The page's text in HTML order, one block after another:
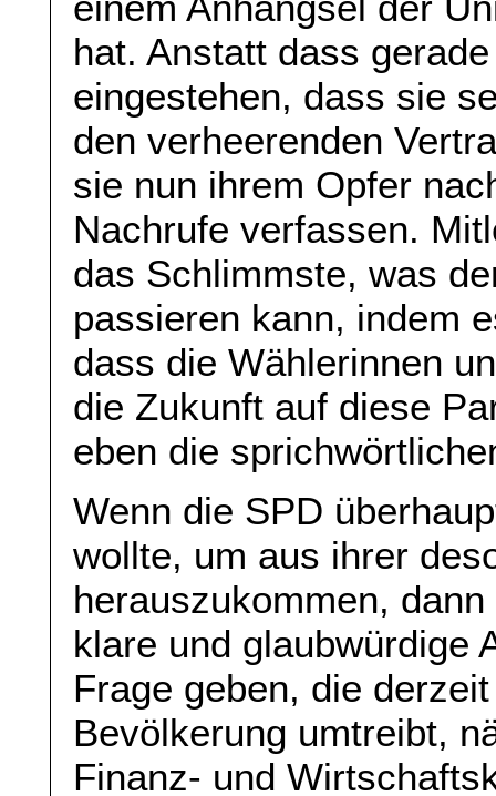
hat. Anstatt dass
eingestehen, dass sie
den verheerenden
sie nun ihrem Opfer
Nachrufe verfassen.
das Schlimmste, was
passieren kann, indem
dass die Wählerinnen
die Zukunft auf diese
eben die
Wenn die SPD
wollte, um aus ihrer
herauszukommen,
klare und glaubwürdige
Frage geben, die
Bevölkerung umtreibt,
Finanz- und